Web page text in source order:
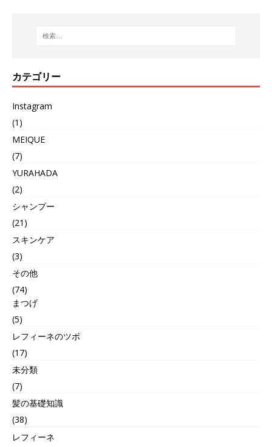
カテゴリー
Instagram
(1)
MEIQUE
(7)
YURAHADA
(2)
シャンプー
(21)
スキンケア
(3)
その他
(74)
まつげ
(5)
レフィーネのツボ
(17)
未分類
(7)
髪の基礎知識
(38)
レフィーネ